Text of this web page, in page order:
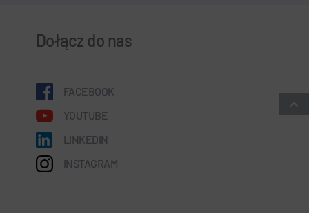
Dołącz do nas
FACEBOOK
YOUTUBE
LINKEDIN
INSTAGRAM